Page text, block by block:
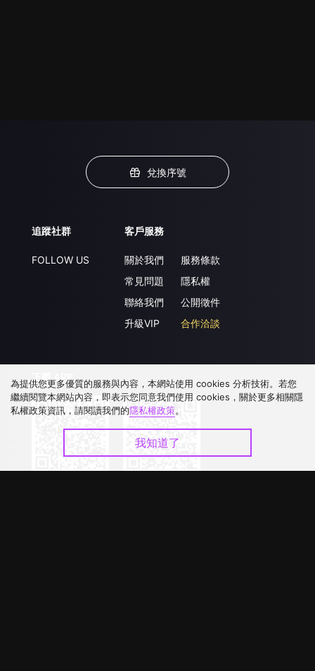
兌換序號
追蹤社群
FOLLOW US
客戶服務
關於我們
常見問題
聯絡我們
升級VIP
服務條款
隱私權
公開徵件
合作洽談
下載 APP
為提供您更多優質的服務與內容，本網站使用 cookies 分析技術。若您
繼續閱覽本網站內容，即表示您同意我們使用 cookies，關於更多相關隱
私權政策資訊，請閱讀我們的隱私權政策。
我知道了